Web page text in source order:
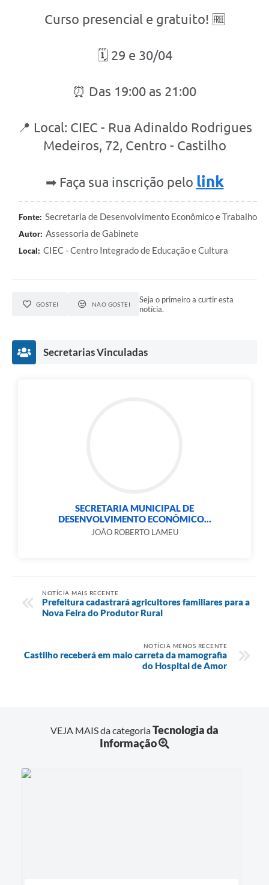
Contato
Curso presencial e gratuito! 🆓
🗓 29 e 30/04
⏰ Das 19:00 as 21:00
📍 Local: CIEC - Rua Adinaldo Rodrigues
Medeiros, 72, Centro - Castilho
➡ Faça sua inscrição pelo link
Fonte: Secretaria de Desenvolvimento Econômico e Trabalho
Autor: Assessoria de Gabinete
Local: CIEC - Centro Integrado de Educação e Cultura
GOSTEI NÃO GOSTEI
Seja o primeiro a curtir esta
notícia.
Secretarias Vinculadas
SECRETARIA MUNICIPAL DE
DESENVOLVIMENTO ECONÔMICO...
JOÃO ROBERTO LAMEU
NOTÍCIA MAIS RECENTE
Prefeitura cadastrará agricultores familiares para a
Nova Feira do Produtor Rural
NOTÍCIA MENOS RECENTE
Castilho receberá em maio carreta da mamografia
do Hospital de Amor
VEJA MAIS da categoriaTecnologia da
Informação